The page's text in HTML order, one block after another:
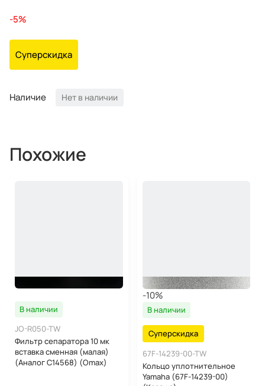
-5%
Суперскидка
Наличие Нет в наличии
Похожие
В наличии
JO-R050-TW
Фильтр сепаратора 10 мк
вставка сменная (малая)
(Аналог C14568) (Omax)
-10%
В наличии
Суперскидка
67F-14239-00-TW
Кольцо уплотнительное
Yamaha (67F-14239-00)